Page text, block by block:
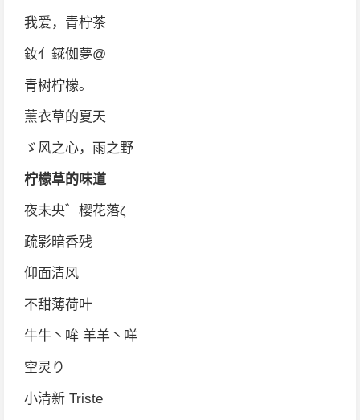
我爱，青柠茶
釹亻錵侞夢@
青树柠檬。
薰衣草的夏天
ゞ风之心，雨之野
柠檬草的味道
夜未央゛樱花落ζ
疏影暗香残
仰面清风
不甜薄荷叶
牛牛丶哞 羊羊丶咩
空灵り
小清新 Triste